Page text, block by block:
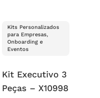
Kits Personalizados
para Empresas,
Onboarding e
Eventos
Kit Executivo 3
Peças – X10998